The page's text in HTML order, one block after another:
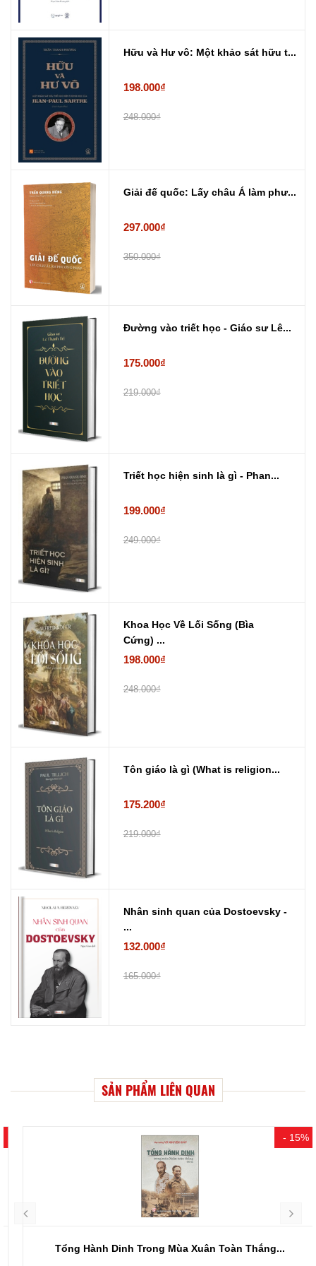
Hữu và Hư vô: Một khảo sát hữu t...
198.000₫
248.000₫
Giải đế quốc: Lấy châu Á làm phư...
297.000₫
350.000₫
Đường vào triết học - Giáo sư Lê...
175.000₫
219.000₫
Triết học hiện sinh là gì - Phan...
199.000₫
249.000₫
Khoa Học Về Lối Sống (Bìa
Cứng) ...
198.000₫
248.000₫
Tôn giáo là gì (What is religion...
175.200₫
219.000₫
Nhân sinh quan của Dostoevsky -
...
132.000₫
165.000₫
SẢN PHẨM LIÊN QUAN
- 15%
Tổng Hành Dinh Trong Mùa Xuân Toàn Thắng...